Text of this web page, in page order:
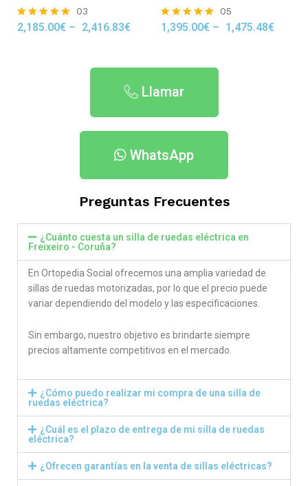
Rated
03
2,185.00€ – 2,416.83€
Rated
05
1,395.00€ – 1,475.48€
Llamar
WhatsApp
Preguntas Frecuentes
¿Cuánto cuesta un silla de ruedas eléctrica en
Freixeiro - Coruña​?
En Ortopedia Social ofrecemos una amplia variedad de
sillas de ruedas motorizadas, por lo que el precio puede
variar dependiendo del modelo y las especificaciones.
Sin embargo, nuestro objetivo es brindarte siempre
precios altamente competitivos en el mercado.
¿Cómo puedo realizar mi compra de una silla de
ruedas eléctrica?
¿Cuál es el plazo de entrega de mi silla de ruedas
eléctrica?
¿Ofrecen garantías en la venta de sillas eléctricas?